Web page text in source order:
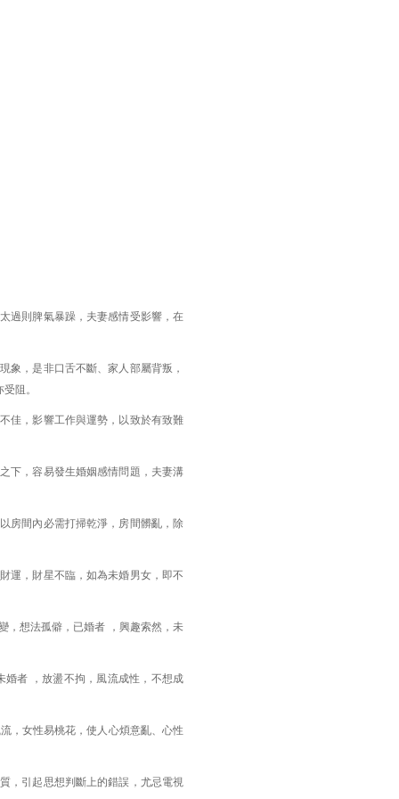
過則脾氣暴躁，夫妻感情受影響，在
象，是非口舌不斷、家人部屬背叛，
阻。
佳，影響工作與運勢，以致於有致難
下，容易發生婚姻感情問題，夫妻溝
房間內必需打掃乾淨，房間髒亂，除
運，財星不臨，如為未婚男女，即不
，想法孤僻，已婚者 ，興趣索然，未
婚者 ，放盪不拘，風流成性，不想成
，女性易桃花，使人心煩意亂、心性
，引起思想判斷上的錯誤，尤忌電視